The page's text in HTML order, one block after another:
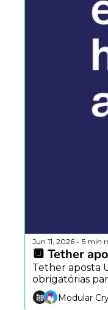
Jun 11, 2026 • 5 min
🔲 Tether
Tether aposta
obrigatórias
Modular